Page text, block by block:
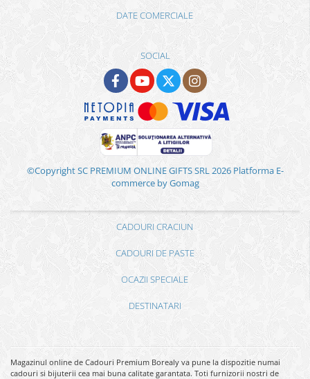
DATE COMERCIALE
SOCIAL
©Copyright SC PREMIUM ONLINE GIFTS SRL 2026 Platforma E-
commerce by Gomag
CADOURI CRACIUN
CADOURI DE PASTE
OCAZII SPECIALE
DESTINATARI
Magazinul online de Cadouri Premium Borealy va pune la dispozitie numai
cadouri si bijuterii cea mai buna calitate garantata. Toti furnizorii nostri de